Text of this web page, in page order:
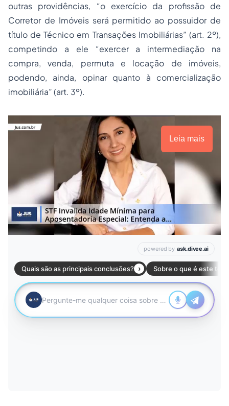
outras providências, “o exercício da profissão de
Corretor de Imóveis será permitido ao possuidor de
título de Técnico em Transações Imobiliárias” (art. 2º),
competindo a ele “exercer a intermediação na
compra, venda, permuta e locação de imóveis,
podendo, ainda, opinar quanto à comercialização
imobiliária” (art. 3º).
Leia mais